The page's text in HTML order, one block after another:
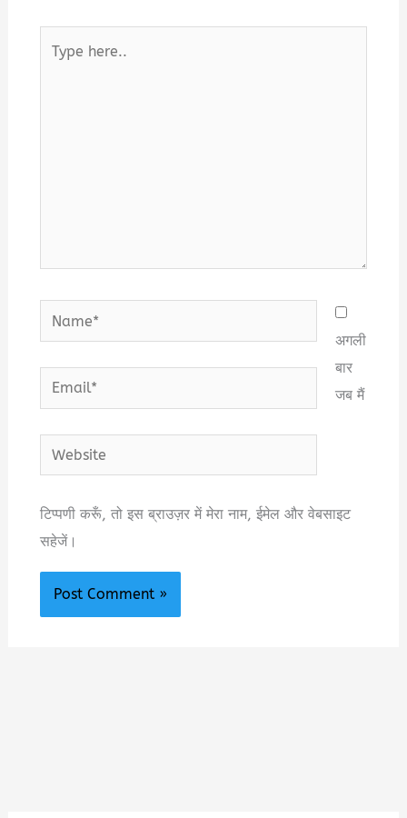
here..
Name*
Email*
Website
अगली
बार
जब मैं
टिप्पणी करूँ, तो इस ब्राउज़र में मेरा नाम, ईमेल और वेबसाइट
सहेजें।